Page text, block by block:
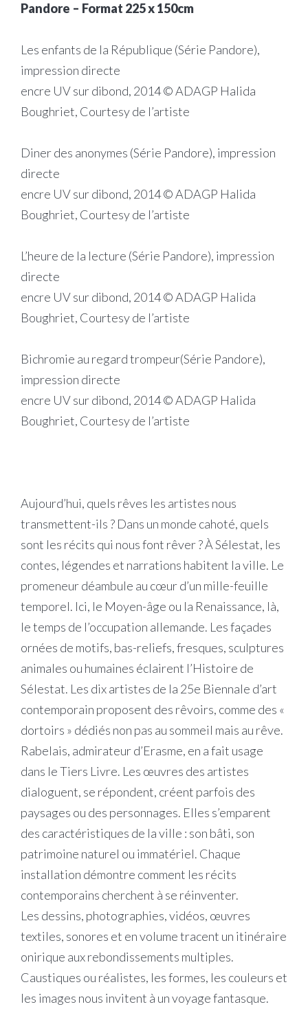
Pandore – Format 225 x 150cm
Les enfants de la République (Série Pandore),
impression directe
encre UV sur dibond, 2014 © ADAGP Halida
Boughriet, Courtesy de l’artiste
Diner des anonymes (Série Pandore), impression
directe
encre UV sur dibond, 2014 © ADAGP Halida
Boughriet, Courtesy de l’artiste
L’heure de la lecture (Série Pandore), impression
directe
encre UV sur dibond, 2014 © ADAGP Halida
Boughriet, Courtesy de l’artiste
Bichromie au regard trompeur(Série Pandore),
impression directe
encre UV sur dibond, 2014 © ADAGP Halida
Boughriet, Courtesy de l’artiste
Aujourd’hui, quels rêves les artistes nous
transmettent-ils ? Dans un monde cahoté, quels
sont les récits qui nous font rêver ? À Sélestat, les
contes, légendes et narrations habitent la ville. Le
promeneur déambule au cœur d’un mille-feuille
temporel. Ici, le Moyen-âge ou la Renaissance, là,
le temps de l’occupation allemande. Les façades
ornées de motifs, bas-reliefs, fresques, sculptures
animales ou humaines éclairent l’Histoire de
Sélestat. Les dix artistes de la 25e Biennale d’art
contemporain proposent des rêvoirs, comme des «
dortoirs » dédiés non pas au sommeil mais au rêve.
Rabelais, admirateur d’Erasme, en a fait usage
dans le Tiers Livre. Les œuvres des artistes
dialoguent, se répondent, créent parfois des
paysages ou des personnages. Elles s’emparent
des caractéristiques de la ville : son bâti, son
patrimoine naturel ou immatériel. Chaque
installation démontre comment les récits
contemporains cherchent à se réinventer.
Les dessins, photographies, vidéos, œuvres
textiles, sonores et en volume tracent un itinéraire
onirique aux rebondissements multiples.
Caustiques ou réalistes, les formes, les couleurs et
les images nous invitent à un voyage fantasque.